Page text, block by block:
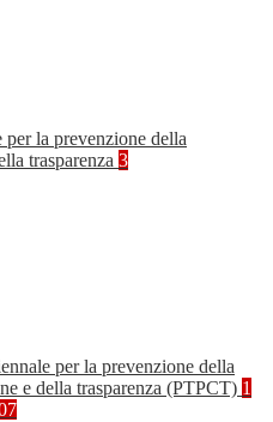
per la prevenzione della
trasparenza 3
per la prevenzione della
e della trasparenza (PTPCT) 1